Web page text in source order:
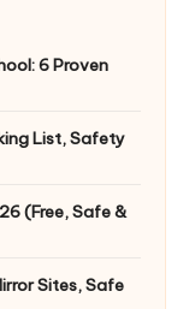
6 Proven
List, Safety
(Free, Safe &
Sites, Safe